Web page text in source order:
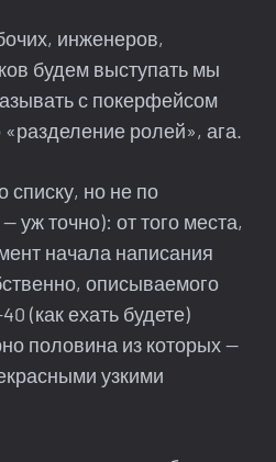
инженеров,
будем выступать мы
с покерфейсом
ролей», ага.
но не по
уж точно): от того места,
начала написания
описываемого
(как ехать будете)
половина из которых —
узкими